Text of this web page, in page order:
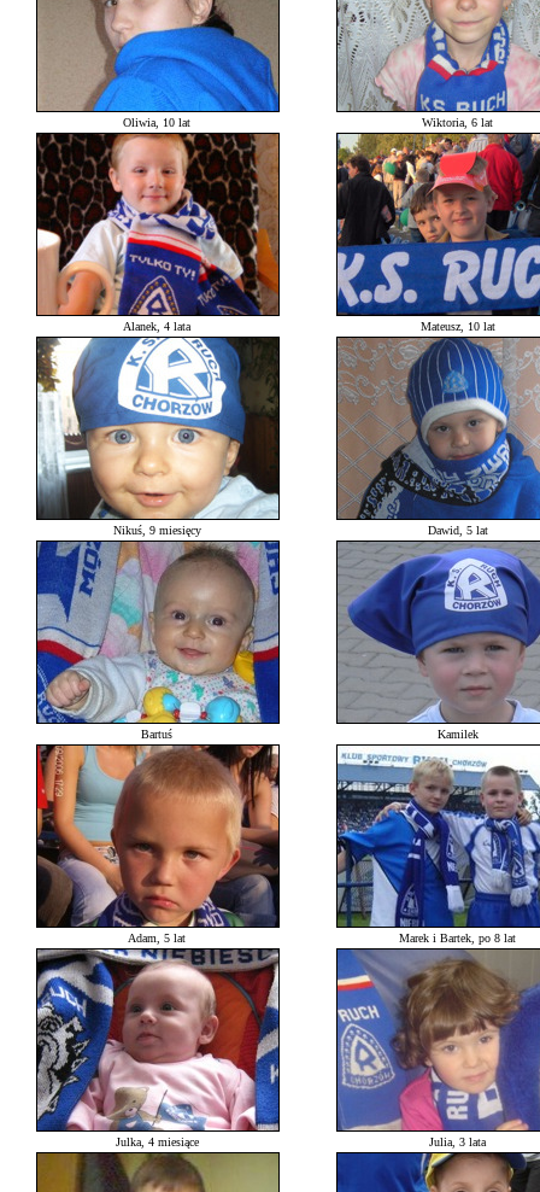
Oliwia, 10 lat Wiktoria, 6 lat
Alanek, 4 lata Mateusz, 10 lat
Nikuś, 9 miesięcy Dawid, 5 lat
Bartuś Kamilek
Adam, 5 lat Marek i Bartek, po 8 lat
Julka, 4 miesiące Julia, 3 lata